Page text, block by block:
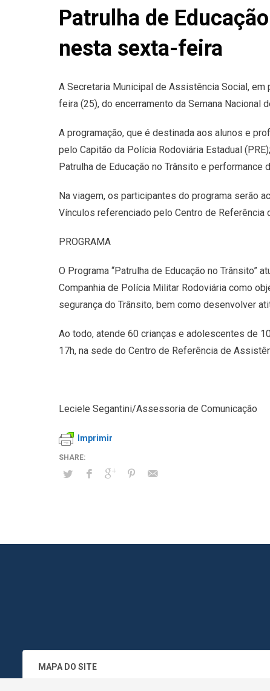
Patrulha de
nesta sexta-feira
A Secretaria Municipal de Assistência Social, em
feira (25), do encerramento da Semana Nacional
A programação, que é destinada aos alunos e
pelo Capitão da Polícia Rodoviária Estadual
Patrulha de Educação no Trânsito e performance
Na viagem, os participantes do programa serão
Vínculos referenciado pelo Centro de Referência
PROGRAMA
O Programa “Patrulha de Educação no Trânsito”
Companhia de Polícia Militar Rodoviária como
segurança do Trânsito, bem como desenvolver
Ao todo, atende 60 crianças e adolescentes de
17h, na sede do Centro de Referência de
Leciele Segantini/Assessoria de Comunicação
Imprimir
MAPA DO SITE